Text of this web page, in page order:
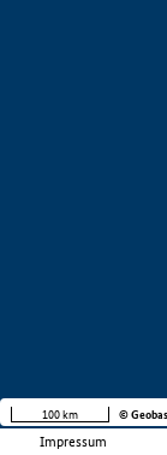
Impressum
100 km ©